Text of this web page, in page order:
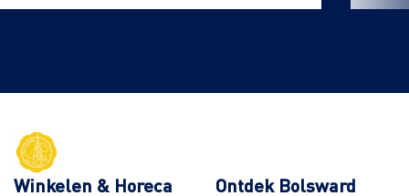
Winkelen & Horeca Ontdek Bolsward